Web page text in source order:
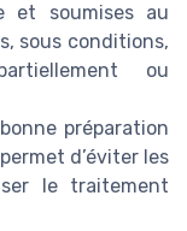
et soumises au
sous conditions,
ou
préparation
d’éviter les
le traitement